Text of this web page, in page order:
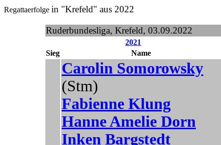
Regattaerfolge in "Krefeld" aus 2022
Ruderbundesliga, Krefeld, 03.09.2022
2021
Sieg
Name
Carolin Somorowsky
(Stm)
Fabienne Klung
Hanne Amelie Dorn
Inken Bargstedt